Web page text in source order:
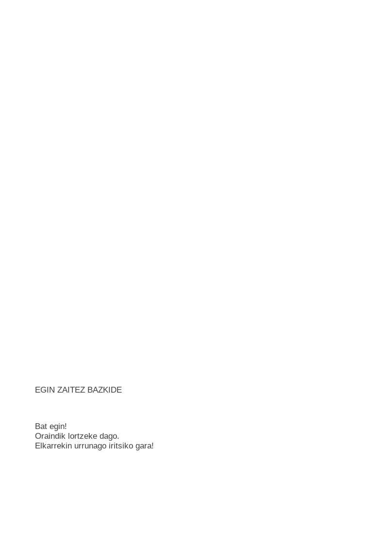
EGIN ZAITEZ BAZKIDE
Bat egin!
Oraindik lortzeke dago.
Elkarrekin urrunago iritsiko gara!